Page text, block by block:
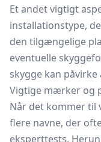
Et andet vigtigt
installationstype,
den tilgængelige
eventuelle
skygge kan
Vigtige mærker og
Når det kommer til
flere navne, der
eksperttests.